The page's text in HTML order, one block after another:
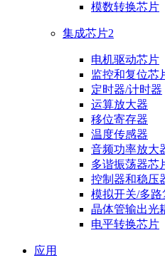
模数转换芯片
集成芯片2
电机驱动芯片
监控和复位芯
定时器/计时器
运算放大器
移位寄存器
温度传感器
音频功率放大
多谐振荡器芯
控制器和稳压
模拟开关/多路
晶体管输出光
电平转换芯片
应用